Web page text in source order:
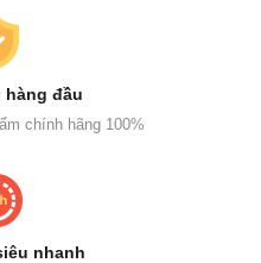
đầu
chính hãng 100%
nhanh